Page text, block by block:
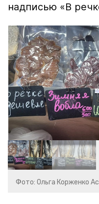
надписью «В
Фото: Ольга Корженко